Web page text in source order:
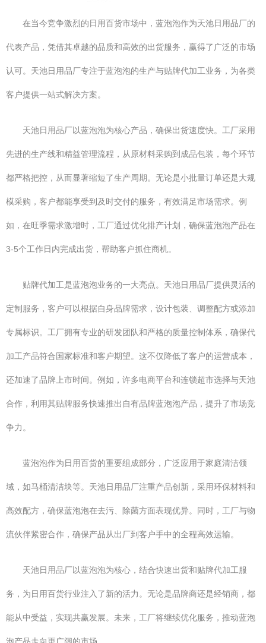
在当今竞争激烈的日用百货市场中，蓝泡泡作为天池日用品厂的
代表产品，凭借其卓越的品质和高效的出货服务，赢得了广泛的市场
认可。天池日用品厂专注于蓝泡泡的生产与贴牌代加工业务，为各类
客户提供一站式解决方案。
天池日用品厂以蓝泡泡为核心产品，确保出货速度快。工厂采用
先进的生产线和精益管理流程，从原材料采购到成品包装，每个环节
都严格把控，从而显著缩短了生产周期。无论是小批量订单还是大规
模采购，客户都能享受到及时交付的服务，有效满足市场需求。例
如，在旺季需求激增时，工厂通过优化排产计划，确保蓝泡泡产品在
3-5个工作日内完成出货，帮助客户抓住商机。
贴牌代加工是蓝泡泡业务的一大亮点。天池日用品厂提供灵活的
定制服务，客户可以根据自身品牌需求，设计包装、调整配方或添加
专属标识。工厂拥有专业的研发团队和严格的质量控制体系，确保代
加工产品符合国家标准和客户期望。这不仅降低了客户的运营成本，
还加速了品牌上市时间。例如，许多电商平台和连锁超市选择与天池
合作，利用其贴牌服务快速推出自有品牌蓝泡泡产品，提升了市场竞
争力。
蓝泡泡作为日用百货的重要组成部分，广泛应用于家庭清洁领
域，如马桶清洁块等。天池日用品厂注重产品创新，采用环保材料和
高效配方，确保蓝泡泡在去污、除菌方面表现优异。同时，工厂与物
流伙伴紧密合作，确保产品从出厂到客户手中的全程高效运输。
天池日用品厂以蓝泡泡为核心，结合快速出货和贴牌代加工服
务，为日用百货行业注入了新的活力。无论是品牌商还是经销商，都
能从中受益，实现共赢发展。未来，工厂将继续优化服务，推动蓝泡